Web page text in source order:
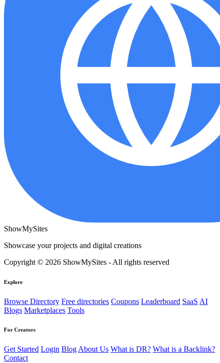
ShowMySites
Showcase your projects and digital creations
Copyright © 2026 ShowMySites - All rights reserved
Explore
Browse Directory Free directories Coupons Leaderboard SaaS AI
Blogs Marketplaces Tools
For Creators
Get Started Login BlogAbout Us What is DR? What is a Backlink?
Contact